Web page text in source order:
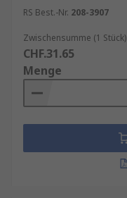
RS Best.-Nr. 208-3907
Zwischensumme (1 Stück)
CHF.31.65
Menge